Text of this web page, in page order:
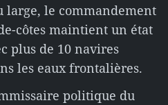
large, le commandement
côtes maintient un état
plus de 10 navires
les eaux frontalières.
politique du